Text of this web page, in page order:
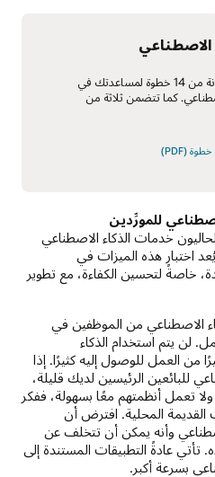
الاصطناعي
أنشأنا قائمة مراجعة مجانية مكونة من 14 خطوة لمساعدتك في
كما تتضمن ثلاثة من
خدمات الذكاء الاصطناعي
اختبار هذه الميزات في
خاصةً لتحسين الكفاءة، مع تطوير
الاصطناعي من الموظفين في
لن يتم استخدام الذكاء
من العمل للوصول إليه كثيرًا. إذا
للبائعين الرئيسين لديك قليلة،
تعمل أنظمتهم معًا بسهولة، ففكر
القديمة المحلية. افترض أن
وأنه يمكن أن تتخلف عن
تأتي عادةً التطبيقات المستندة إلى
بسرعة أكبر.